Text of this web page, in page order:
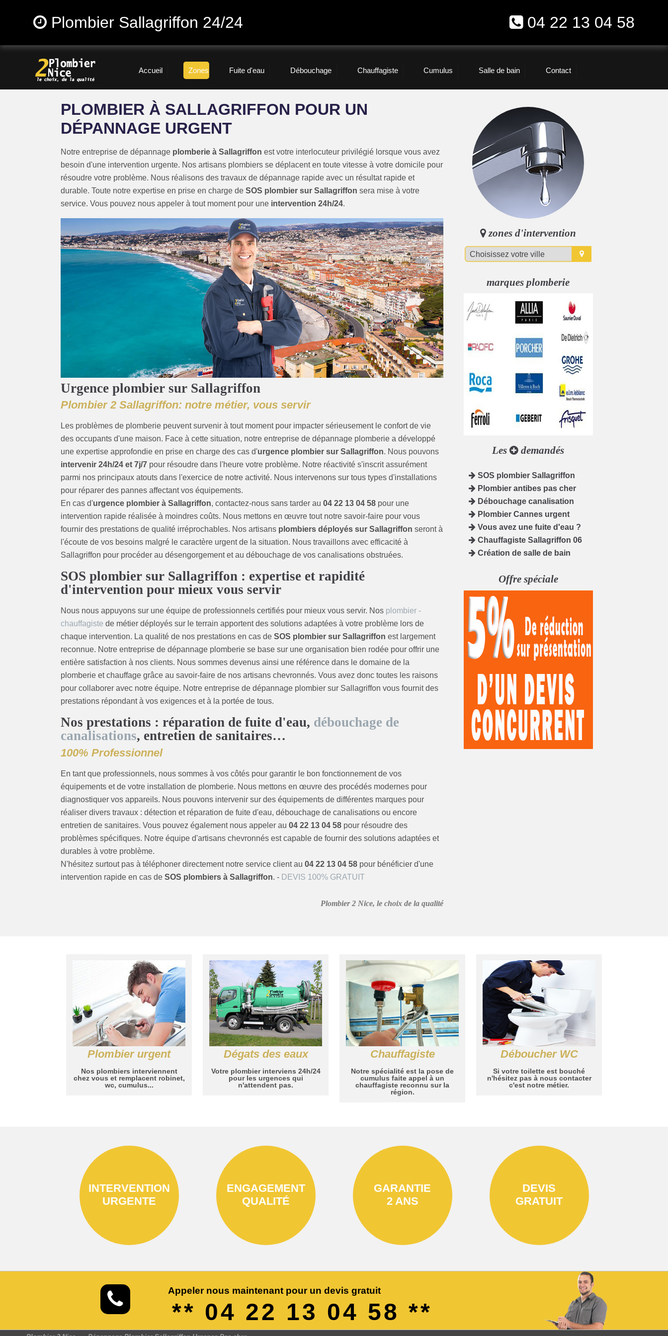
Plombier Sallagriffon 24/24 04 22 13 04 58
Accueil Zones Fuite d'eau Débouchage Chauffagiste Cumulus Salle de bain Contact
PLOMBIER À SALLAGRIFFON POUR UN
DÉPANNAGE URGENT
Notre entreprise de dépannage plomberie à Sallagriffon est votre interlocuteur privilégié lorsque vous avez
besoin d'une intervention urgente. Nos artisans plombiers se déplacent en toute vitesse à votre domicile pour
résoudre votre problème. Nous réalisons des travaux de dépannage rapide avec un résultat rapide et
durable. Toute notre expertise en prise en charge de SOS plombier sur Sallagriffon sera mise à votre
service. Vous pouvez nous appeler à tout moment pour une intervention 24h/24.
Urgence plombier sur Sallagriffon
Plombier 2 Sallagriffon: notre métier, vous servir
Les problèmes de plomberie peuvent survenir à tout moment pour impacter sérieusement le confort de vie
des occupants d'une maison. Face à cette situation, notre entreprise de dépannage plomberie a développé
une expertise approfondie en prise en charge des cas d'urgence plombier sur Sallagriffon. Nous pouvons
intervenir 24h/24 et 7j/7 pour résoudre dans l'heure votre problème. Notre réactivité s'inscrit assurément
parmi nos principaux atouts dans l'exercice de notre activité. Nous intervenons sur tous types d'installations
pour réparer des pannes affectant vos équipements.
En cas d'urgence plombier à Sallagriffon, contactez-nous sans tarder au 04 22 13 04 58 pour une
intervention rapide réalisée à moindres coûts. Nous mettons en œuvre tout notre savoir-faire pour vous
fournir des prestations de qualité irréprochables. Nos artisans plombiers déployés sur Sallagriffon seront à
l'écoute de vos besoins malgré le caractère urgent de la situation. Nous travaillons avec efficacité à
Sallagriffon pour procéder au désengorgement et au débouchage de vos canalisations obstruées.
SOS plombier sur Sallagriffon : expertise et rapidité
d'intervention pour mieux vous servir
Nous nous appuyons sur une équipe de professionnels certifiés pour mieux vous servir. Nos plombier -
chauffagiste de métier déployés sur le terrain apportent des solutions adaptées à votre problème lors de
chaque intervention. La qualité de nos prestations en cas de SOS plombier sur Sallagriffon est largement
reconnue. Notre entreprise de dépannage plomberie se base sur une organisation bien rodée pour offrir une
entière satisfaction à nos clients. Nous sommes devenus ainsi une référence dans le domaine de la
plomberie et chauffage grâce au savoir-faire de nos artisans chevronnés. Vous avez donc toutes les raisons
pour collaborer avec notre équipe. Notre entreprise de dépannage plombier sur Sallagriffon vous fournit des
prestations répondant à vos exigences et à la portée de tous.
Nos prestations : réparation de fuite d'eau, débouchage de
canalisations, entretien de sanitaires…
100% Professionnel
En tant que professionnels, nous sommes à vos côtés pour garantir le bon fonctionnement de vos
équipements et de votre installation de plomberie. Nous mettons en œuvre des procédés modernes pour
diagnostiquer vos appareils. Nous pouvons intervenir sur des équipements de différentes marques pour
réaliser divers travaux : détection et réparation de fuite d'eau, débouchage de canalisations ou encore
entretien de sanitaires. Vous pouvez également nous appeler au 04 22 13 04 58 pour résoudre des
problèmes spécifiques. Notre équipe d'artisans chevronnés est capable de fournir des solutions adaptées et
durables à votre problème.
N'hésitez surtout pas à téléphoner directement notre service client au 04 22 13 04 58 pour bénéficier d'une
intervention rapide en cas de SOS plombiers à Sallagriffon. - DEVIS 100% GRATUIT
Plombier 2 Nice, le choix de la qualité
zones d'intervention
marques plomberie
Les demandés
SOS plombier Sallagriffon
Plombier antibes pas cher
Débouchage canalisation
Plombier Cannes urgent
Vous avez une fuite d'eau ?
Chauffagiste Sallagriffon 06
Création de salle de bain
Offre spéciale
Plombier urgent
Nos plombiers interviennent
chez vous et remplacent robinet,
wc, cumulus...
Dégats des eaux
Votre plombier interviens 24h/24
pour les urgences qui
n'attendent pas.
Chauffagiste
Notre spécialité est la pose de
cumulus faite appel à un
chauffagiste reconnu sur la
région.
Déboucher WC
Si votre toilette est bouché
n'hésitez pas à nous contacter
c'est notre métier.
INTERVENTION
URGENTE
ENGAGEMENT
QUALITÉ
GARANTIE
2 ANS
DEVIS
GRATUIT
Appeler nous maintenant pour un devis gratuit
** 04 22 13 04 58 **